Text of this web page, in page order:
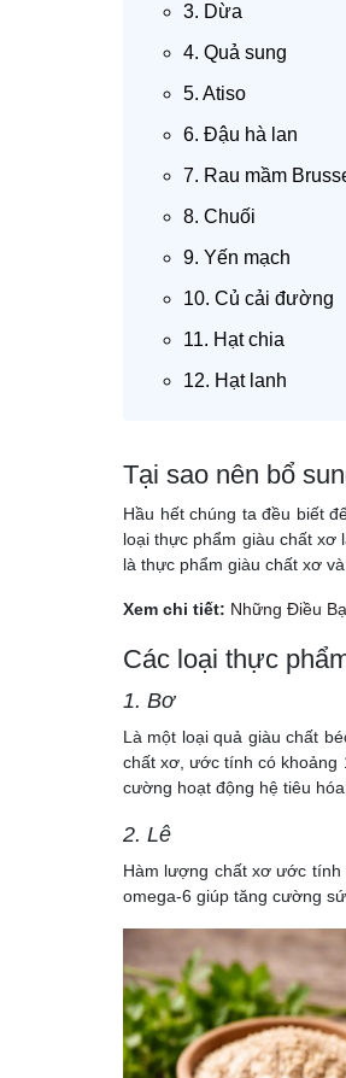
3. Dừa
4. Quả sung
5. Atiso
6. Đậu hà lan
7. Rau mầm
8. Chuối
9. Yến mạch
10. Củ cải đường
11. Hạt chia
12. Hạt lanh
Tại sao nên bổ
Hầu hết chúng ta đều biết
loại thực phẩm giàu chất xơ
là thực phẩm giàu chất xơ
Xem chi tiết: Những Điều
Các loại thực
1. Bơ
Là một loại quả giàu chất
chất xơ, ước tính có khoảng
cường hoạt động hệ tiêu
2. Lê
Hàm lượng chất xơ ước tính
omega-6 giúp tăng cường